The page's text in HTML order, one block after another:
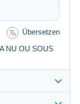
Übersetzen
NU OU SOUS